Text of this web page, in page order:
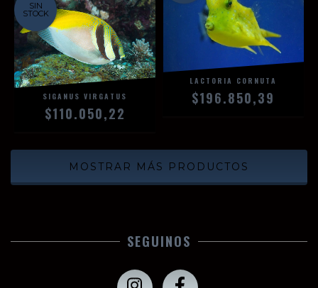
SIN
STOCK
SIGANUS VIRGATUS
$110.050,22
LACTORIA CORNUTA
$196.850,39
MOSTRAR MÁS PRODUCTOS
SEGUINOS